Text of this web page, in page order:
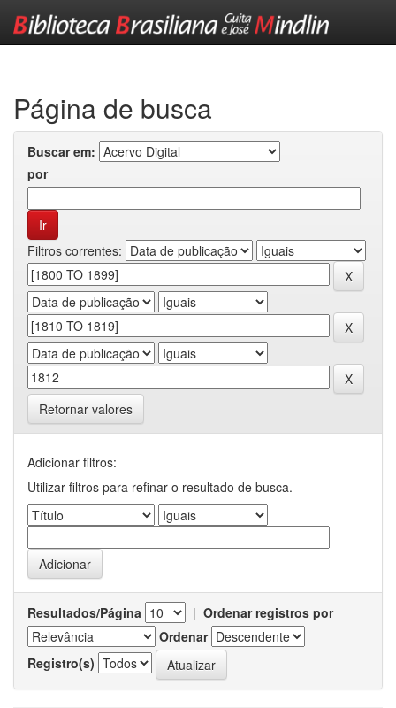
Página de busca
Buscar em:
por
Filtros correntes:
Retornar valores
Adicionar filtros:
Utilizar filtros para refinar o resultado de busca.
Resultados/Página | Ordenar registros por
Ordenar
Registro(s)